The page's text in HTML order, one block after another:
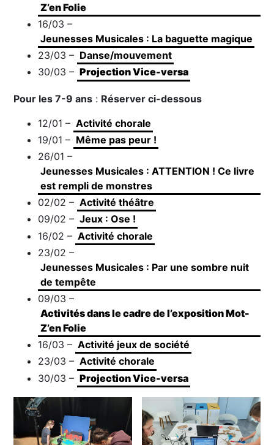
Z’en Folie
16/03 –
Jeunesses Musicales : La baguette magique
23/03 – Danse/mouvement
30/03 – Projection Vice-versa
Pour les 7-9 ans : Réserver ci-dessous
12/01 – Activité chorale
19/01 – Même pas peur !
26/01 –
Jeunesses Musicales : ATTENTION ! Ce livre
est rempli de monstres
02/02 – Activité théâtre
09/02 – Jeux : Ose !
16/02 – Activité chorale
23/02 –
Jeunesses Musicales : Par une sombre nuit
de tempête
09/03 –
Activités dans le cadre de l’exposition Mot-
Z’en Folie
16/03 – Activité jeux de société
23/03 – Activité chorale
30/03 – Projection Vice-versa